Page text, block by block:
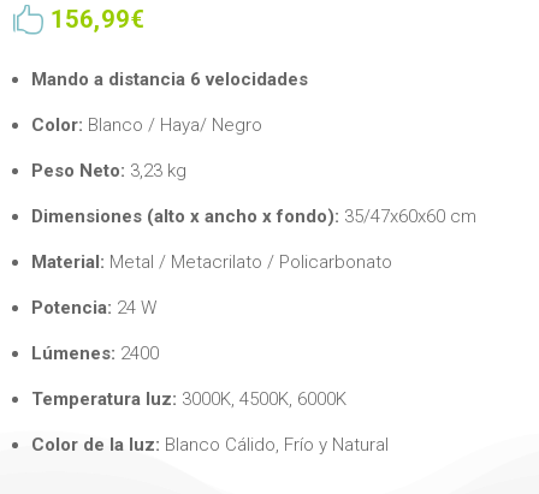
 156,99€
Mando a distancia 6 velocidades
Color: Blanco / Haya/ Negro
Peso Neto: 3,23 kg
Dimensiones (alto x ancho x fondo): 35/47x60x60 cm
Material: Metal / Metacrilato / Policarbonato
Potencia: 24 W
Lúmenes: 2400
Temperatura luz: 3000K, 4500K, 6000K
Color de la luz: Blanco Cálido, Frío y Natural